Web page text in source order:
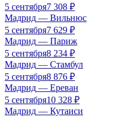
5 сентября7 308 ₽
Мадрид — Вильнюс
5 сентября7 629 ₽
Мадрид — Париж
5 сентября8 234 ₽
Мадрид — Стамбул
5 сентября8 876 ₽
Мадрид — Ереван
5 сентября10 328 ₽
Мадрид — Кутаиси